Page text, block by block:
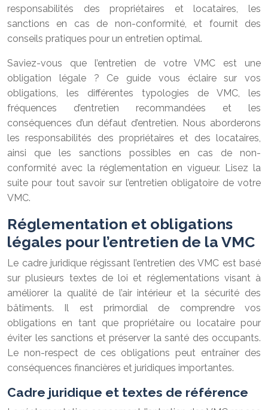
responsabilités des propriétaires et locataires, les
sanctions en cas de non-conformité, et fournit des
conseils pratiques pour un entretien optimal.
Saviez-vous que l’entretien de votre VMC est une
obligation légale ? Ce guide vous éclaire sur vos
obligations, les différentes typologies de VMC, les
fréquences d’entretien recommandées et les
conséquences d’un défaut d’entretien. Nous aborderons
les responsabilités des propriétaires et des locataires,
ainsi que les sanctions possibles en cas de non-
conformité avec la réglementation en vigueur. Lisez la
suite pour tout savoir sur l’entretien obligatoire de votre
VMC.
Réglementation et obligations
légales pour l’entretien de la VMC
Le cadre juridique régissant l’entretien des VMC est basé
sur plusieurs textes de loi et réglementations visant à
améliorer la qualité de l’air intérieur et la sécurité des
bâtiments. Il est primordial de comprendre vos
obligations en tant que propriétaire ou locataire pour
éviter les sanctions et préserver la santé des occupants.
Le non-respect de ces obligations peut entraîner des
conséquences financières et juridiques importantes.
Cadre juridique et textes de référence